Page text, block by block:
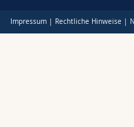
Impressum Rechtliche Hinweise